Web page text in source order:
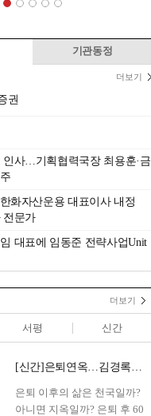
기관동정
더보기
권
인사…기획협력국장 최용훈·금
화자산운용 대표이사 내정
문가
대표에 임동준 전략사업Unit
더보기
서평 신간
[신간]은퇴연옥…김경록의 은퇴 후 삶의 나침반
은퇴 이후의 삶은 천국일까?
아니면 지옥일까? 은퇴 후 60